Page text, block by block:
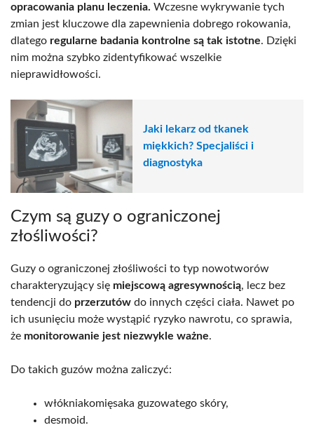
opracowania planu leczenia. Wczesne wykrywanie tych
zmian jest kluczowe dla zapewnienia dobrego rokowania,
dlatego regularne badania kontrolne są tak istotne. Dzięki
nim można szybko zidentyfikować wszelkie
nieprawidłowości.
Jaki lekarz od tkanek
miękkich? Specjaliści i
diagnostyka
Czym są guzy o ograniczonej
złośliwości?
Guzy o ograniczonej złośliwości to typ nowotworów
charakteryzujący się miejscową agresywnością, lecz bez
tendencji do przerzutów do innych części ciała. Nawet po
ich usunięciu może wystąpić ryzyko nawrotu, co sprawia,
że monitorowanie jest niezwykle ważne.
Do takich guzów można zaliczyć:
włókniakomięsaka guzowatego skóry,
desmoid.